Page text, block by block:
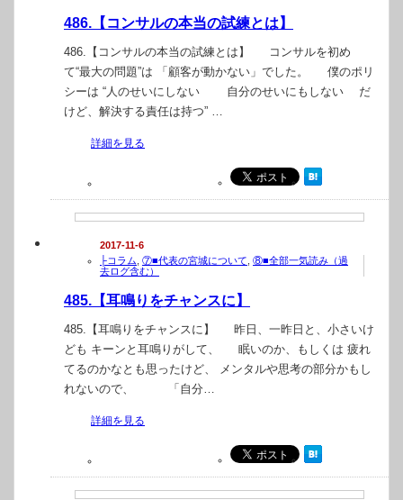
486.【コンサルの本当の試練とは】
486.【コンサルの本当の試練とは】 コンサルを初め
て“最大の問題”は 「顧客が動かない」でした。 僕のポリ
シーは “人のせいにしない 自分のせいにもしない だ
けど、解決する責任は持つ” …
詳細を見る
2017-11-6
├コラム ⑦■代表の宮城について ⑧■全部一気読み（過
去ログ含む）
485.【耳鳴りをチャンスに】
485.【耳鳴りをチャンスに】 昨日、一昨日と、小さいけ
ども キーンと耳鳴りがして、 眠いのか、もしくは 疲れ
てるのかなとも思ったけど、 メンタルや思考の部分かもし
れないので、 「自分…
詳細を見る